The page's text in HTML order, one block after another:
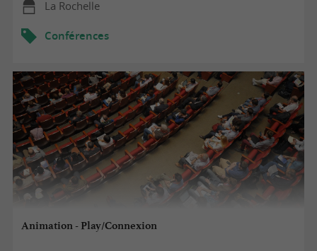
La Rochelle
Conférences
Animation - Play/Connexion